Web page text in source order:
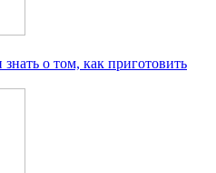
о том, как приготовить